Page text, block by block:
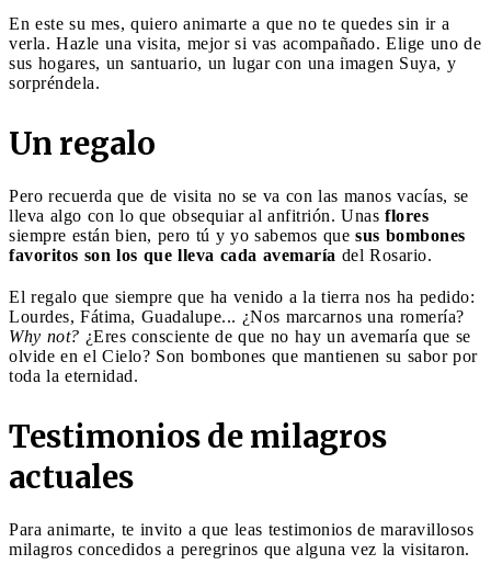
En este su mes, quiero animarte a que no te quedes sin ir a
verla. Hazle una visita, mejor si vas acompañado. Elige uno de
sus hogares, un santuario, un lugar con una imagen Suya, y
sorpréndela.
Un regalo
Pero recuerda que de visita no se va con las manos vacías, se
lleva algo con lo que obsequiar al anfitrión. Unas flores
siempre están bien, pero tú y yo sabemos que sus bombones
favoritos son los que lleva cada avemaría del Rosario.
El regalo que siempre que ha venido a la tierra nos ha pedido:
Lourdes, Fátima, Guadalupe... ¿Nos marcarnos una romería?
Why not? ¿Eres consciente de que no hay un avemaría que se
olvide en el Cielo? Son bombones que mantienen su sabor por
toda la eternidad.
Testimonios de milagros
actuales
Para animarte, te invito a que leas testimonios de maravillosos
milagros concedidos a peregrinos que alguna vez la visitaron.